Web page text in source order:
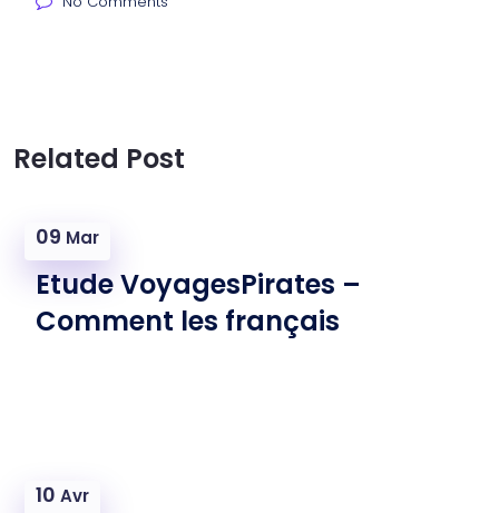
Related Post
09 Mar
Etude VoyagesPirates –
Comment les français
10 Avr